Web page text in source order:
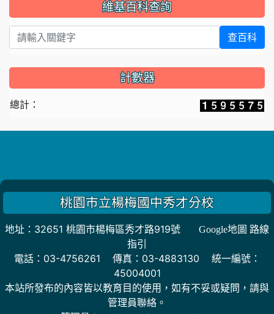
維基百科查詢
查百科
計數器
總計：
桃園市立楊梅國中秀才分校
地址：32651 桃園市楊梅區秀才路919號
Google地圖 路線
指引
電話：03-4756261 傳真：03-4883130 統一編號：
45004001
本站所發布的內容皆以教育目的使用，如有不妥或疑問，請與
管理員聯絡。